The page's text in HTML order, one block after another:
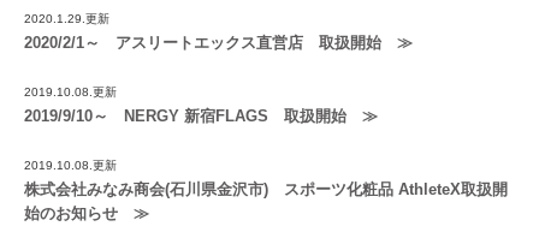
2020.1.29.更新
2020/2/1～ アスリートエックス直営店 取扱開始 ≫
2019.10.08.更新
2019/9/10～ NERGY 新宿FLAGS 取扱開始 ≫
2019.10.08.更新
株式会社みなみ商会(石川県金沢市) スポーツ化粧品 AthleteX取扱開
始のお知らせ ≫